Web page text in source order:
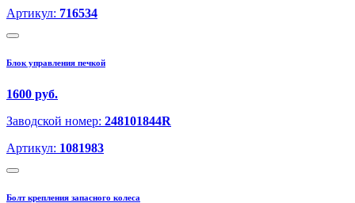
Артикул: 716534
Блок управления печкой
1600 руб.
Заводской номер: 248101844R
Артикул: 1081983
Болт крепления запасного колеса